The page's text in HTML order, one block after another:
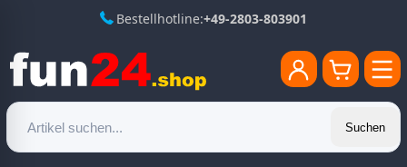
Bestellhotline:+49-2803-803901
Suchen